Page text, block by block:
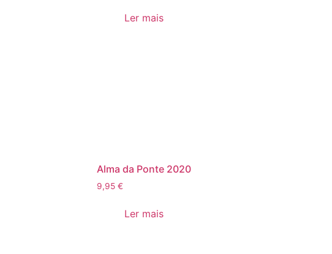
Ler mais
Alma da Ponte 2020
9,95€
Ler mais